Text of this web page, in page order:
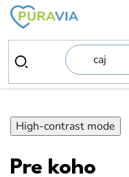
Prejsť
obsah
High-contrast mode
Pre koho